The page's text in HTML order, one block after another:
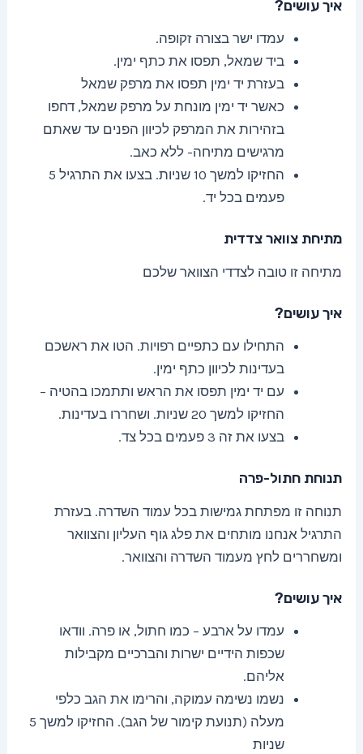
איך עושים?
עמדו ישר בצורה זקופה.
ביד שמאל, תפסו את כתף ימין.
בעזרת יד ימין תפסו את מרפק שמאל
כאשר יד ימין מונחת על מרפק שמאל, דחפו
בזהירות את המרפק לכיוון הפנים עד שאתם
מרגישים מתיחה- ללא כאב.
החזיקו למשך 10 שניות. בצעו את התרגיל 5
פעמים בכל יד.
מתיחת צוואר צדדית
מתיחה זו טובה לצדדי הצוואר שלכם
איך עושים?
התחילו עם כתפיים רפויות. הטו את ראשכם
בעדינות לכיוון כתף ימין.
עם יד ימין תפסו את הראש ותתמכו בהטיה –
החזיקו למשך 20 שניות. ושחררו בעדינות.
בצעו את זה 3 פעמים בכל צד.
תנוחת חתול-פרה
תנוחה זו מפתחת גמישות בכל עמוד השדרה. בעזרת
התרגיל אנחנו מותחים את פלג גוף העליון והצוואר
ומשחררים לחץ מעמוד השדרה והצוואר.
איך עושים?
עמדו על ארבע – כמו חתול, או פרה. וודאו
שכפות הידיים ישרות והברכיים מקבילות
אליהם.
נשמו נשימה עמוקה, והרימו את הגב כלפי
מעלה (תנועת קימור של הגב). החזיקו למשך 5
שניות